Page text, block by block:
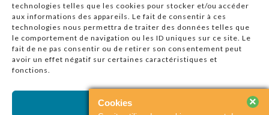
technologies telles que les cookies pour stocker et/ou accéder
aux informations des appareils. Le fait de consentir à ces
technologies nous permettra de traiter des données telles que
le comportement de navigation ou les ID uniques sur ce site. Le
fait de ne pas consentir ou de retirer son consentement peut
avoir un effet négatif sur certaines caractéristiques et
fonctions.
Accepter
Raccourcis
Accueil
Actualités
Agenda
Plan du site
Cookies ×